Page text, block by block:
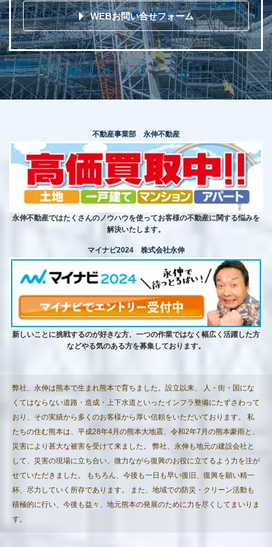
WEBお問い合せフォーム
不動産事業部 永伸不動産
永伸不動産ではたくさんのノウハウを使ってお客様の不動産に関する悩みを
解決いたします。
マイナビ2024 株式会社永伸
新しいことに挑戦するのが好きな方、一つの作業ではなく幅広く活躍した方
などやる気のある方を募集しております。
弊社、永伸は熊本で生まれ熊本で育ちました。設立以来、 人・街・国にな
くてはならない道路・造成・上下水道といったインフラ整備にたずさわって
おり、その実績から多くのお客様から厚い信頼をいただいております。 私
たちの住む熊本は、平成28年4月の熊本大地震、令和2年7月の熊本豪雨と、
災害により甚大な被害を受けて来ました。 弊社、永伸も地元の建設会社と
して、災害の現場に立ち合い、微力ながら復興のお役に立てるよう力を注が
せていただきました。 もちろん、今後も一日も早い復旧、復興を願い精一
杯、尽力していく所存であります。 また、地域での防災・クリーン活動も
積極的に行い、今後も益々、地元熊本の発展のために力を尽くしてまいりま
す。